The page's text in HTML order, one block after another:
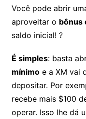
Você pode abrir
aproveitar o bônus
saldo inicial! ?
É simples: basta
mínimoe a XM vai
depositar. Por
recebe mais $100
operar. Isso lhe dá